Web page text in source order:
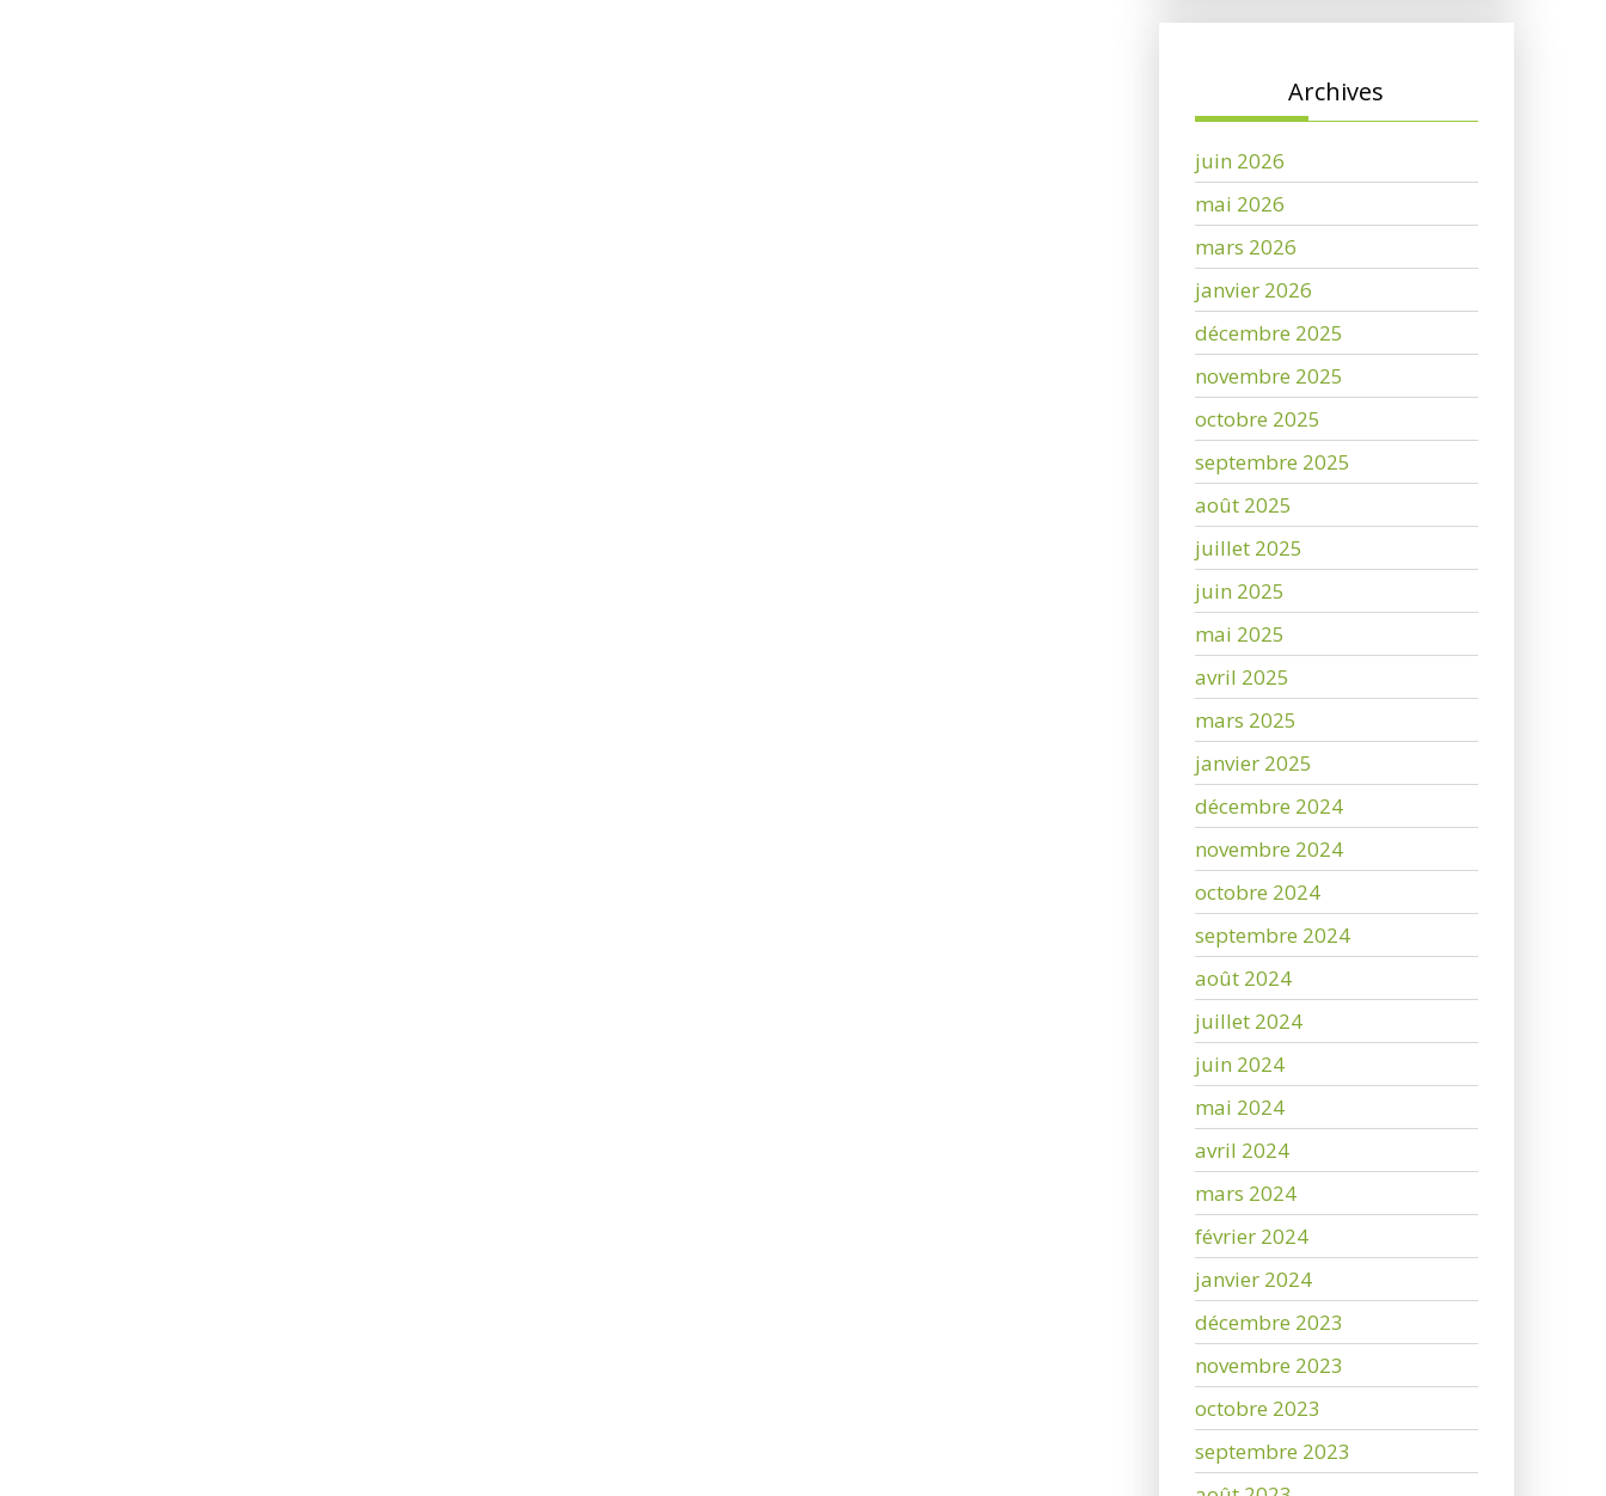
Archives
juin 2026
mai 2026
mars 2026
janvier 2026
décembre 2025
novembre 2025
octobre 2025
septembre 2025
août 2025
juillet 2025
juin 2025
mai 2025
avril 2025
mars 2025
janvier 2025
décembre 2024
novembre 2024
octobre 2024
septembre 2024
août 2024
juillet 2024
juin 2024
mai 2024
avril 2024
mars 2024
février 2024
janvier 2024
décembre 2023
novembre 2023
octobre 2023
septembre 2023